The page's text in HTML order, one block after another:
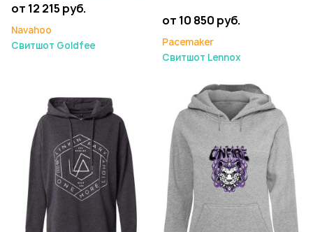
от 12 215 руб.
Navahoo
Свитшот Goldfee
от 10 850 руб.
Pacemaker
Свитшот Lennox